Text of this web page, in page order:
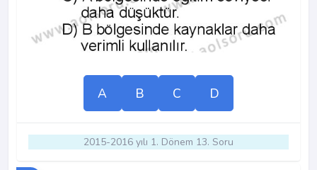
A B C D
2015-2016 yılı 1. Dönem 13. Soru